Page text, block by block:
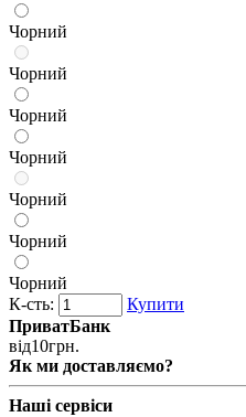
Чорний
Чорний
Чорний
Чорний
Чорний
Чорний
Чорний
К-сть:
Купити
ПриватБанк
від10грн.
Як ми доставляємо?
Наші сервіси